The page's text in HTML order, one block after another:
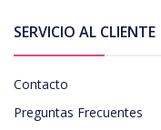
SERVICIO AL CLIENTE
Contacto
Preguntas Frecuentes